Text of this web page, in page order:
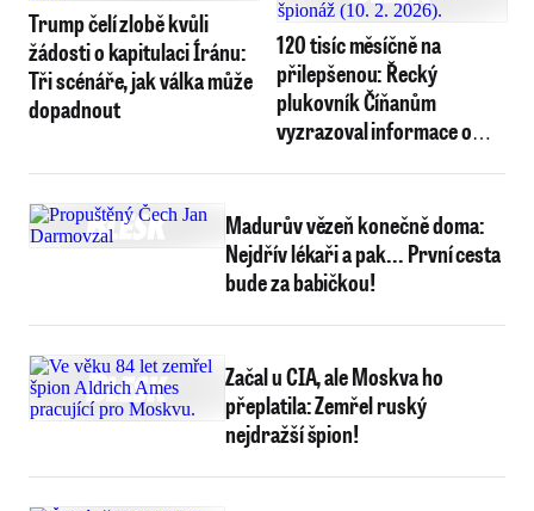
Trump čelí zlobě kvůli
žádosti o kapitulaci Íránu:
Tři scénáře, jak válka může
dopadnout
120 tisíc měsíčně na
přilepšenou: Řecký
plukovník Číňanům
vyzrazoval informace o
Madurův vězeň konečně doma:
Nejdřív lékaři a pak... První cesta
bude za babičkou!
Začal u CIA, ale Moskva ho
přeplatila: Zemřel ruský
nejdražší špion!